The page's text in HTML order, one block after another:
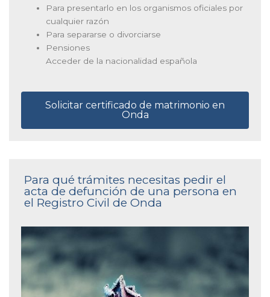
Para presentarlo en los organismos oficiales por
cualquier razón
Para separarse o divorciarse
Pensiones
Acceder de la nacionalidad española
Solicitar certificado de matrimonio en
Onda
Para qué trámites necesitas pedir el
acta de defunción de una persona en
el Registro Civil de Onda